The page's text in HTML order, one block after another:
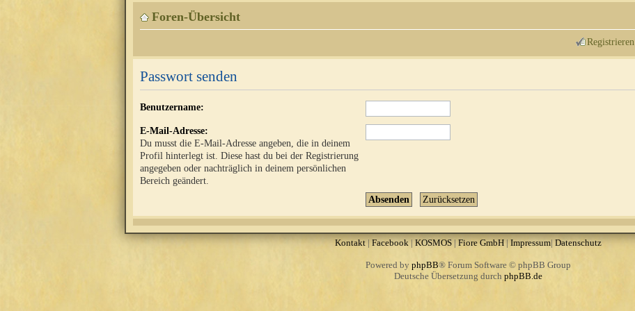
Foren-Übersicht
Registrieren
Passwort senden
Benutzername:
E-Mail-Adresse:
Du musst die E-Mail-Adresse angeben, die in deinem
Profil hinterlegt ist. Diese hast du bei der Registrierung
angegeben oder nachträglich in deinem persönlichen
Bereich geändert.
Kontakt|Facebook | KOSMOS| Fiore GmbH| Impressum| Datenschutz
Powered by phpBB® Forum Software © phpBB Group
Deutsche Übersetzung durch phpBB.de